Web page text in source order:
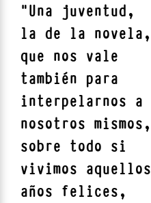
"Una juventud,
la de la novela,
que nos vale
también para
interpelarnos a
nosotros mismos,
sobre todo si
vivimos aquellos
años felices,